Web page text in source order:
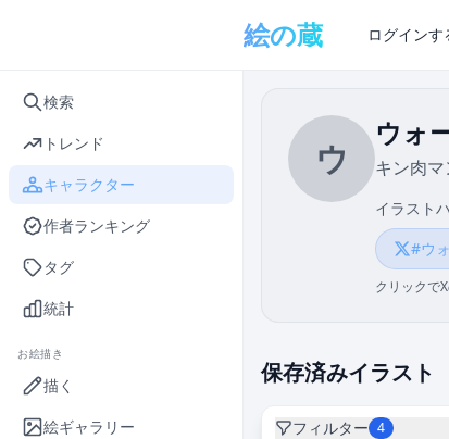
検索
トレンド
キャラクター
作者ランキング
タグ
統計
お絵描き
描く
絵ギャラリー
絵の蔵 ログインす
ウ
ウォ
キン肉マ
イラスト
#ウ
クリックで
保存済みイラスト
フィルター 4